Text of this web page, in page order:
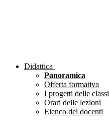
Didattica
Panoramica
Offerta formativa
I progetti delle classi
Orari delle lezioni
Elenco dei docenti